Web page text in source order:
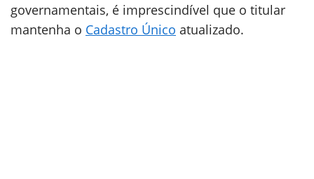
governamentais, é imprescindível que o titular
mantenha o Cadastro Único atualizado.